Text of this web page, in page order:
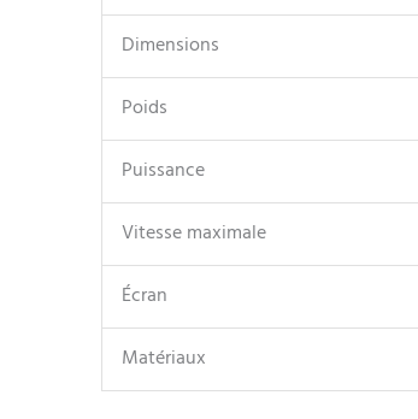
Dimensions
Poids
Puissance
Vitesse maximale
Écran
Matériaux